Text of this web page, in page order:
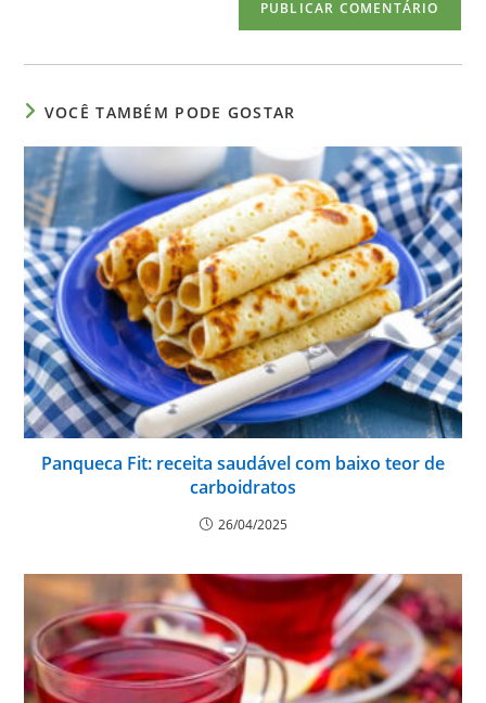
VOCÊ TAMBÉM PODE GOSTAR
Panqueca Fit: receita saudável com baixo teor de
carboidratos
26/04/2025